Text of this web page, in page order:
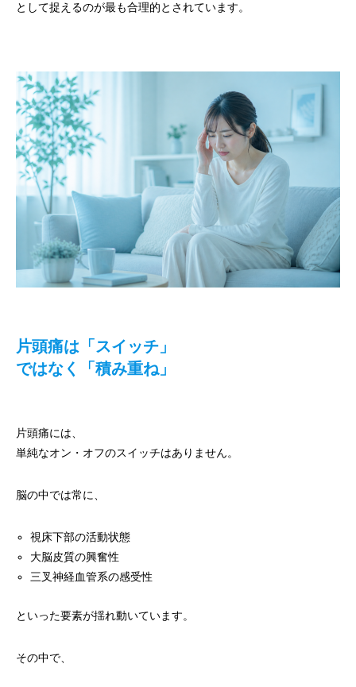
として捉えるのが最も合理的とされています。
片頭痛は「スイッチ」
ではなく「積み重ね」
片頭痛には、
単純なオン・オフのスイッチはありません。
脳の中では常に、
視床下部の活動状態
大脳皮質の興奮性
三叉神経血管系の感受性
といった要素が揺れ動いています。
その中で、